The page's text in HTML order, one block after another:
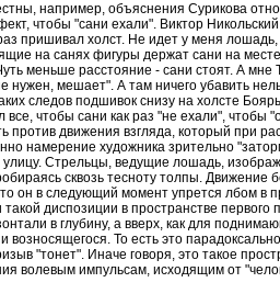
например, объяснения Сурикова
чтобы "сани ехали". Виктор
пришивал холст. Не идет у меня лошадь,
на санях фигуры держат сани на
меньше расстояние - сани стоят. А мне
нужен, мешает". А там ничего убавить
следов подшивок снизу на холсте
чтобы сани как раз "не ехали", чтобы
против движения взгляда, который при
намерение художника зрительно
Стрельцы, ведущие лошадь,
сквозь тесноту толпы. Движение
он в следующий момент упрется лбом в
диспозиции в пространстве первого
в глубину, а вверх, как для
То есть это
"тонет". Иначе говоря, это такое
волевым импульсам, исходящим от